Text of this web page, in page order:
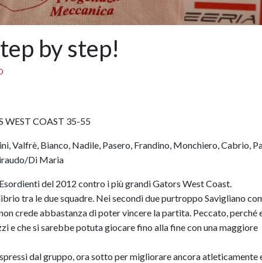
by step!
WEST COAST 35-55
Valfrè, Bianco, Nadile, Pasero, Frandino, Monchiero, Cabrio,
Di Maria
del 2012 contro i più grandi Gators West Coast.
tra le due squadre. Nei secondi due purtroppo Savigliano
crede abbastanza di poter vincere la partita. Peccato, perché
e che si sarebbe potuta giocare fino alla fine con una maggiore
dal gruppo, ora sotto per migliorare ancora atleticamente